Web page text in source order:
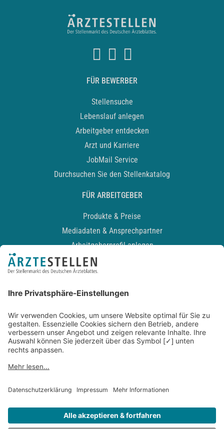
FÜR BEWERBER
Stellensuche
Lebenslauf anlegen
Arbeitgeber entdecken
Arzt und Karriere
JobMail Service
Durchsuchen Sie den Stellenkatalog
FÜR ARBEITGEBER
Produkte & Preise
Mediadaten & Ansprechpartner
Arbeitgeberprofil anlegen
Recruiting-Podcast
Kontakt
Datenschutz
Newsletter